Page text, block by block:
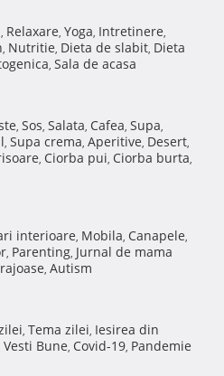
, Relaxare, Yoga, Intretinere,
, Nutritie, Dieta de slabit, Dieta
, Sala de acasa
, Sos, Salata, Cafea, Supa,
, Supa crema, Aperitive, Desert,
, Ciorba pui, Ciorba burta,
interioare, Mobila, Canapele,
, Parenting, Jurnal de mama
, Autism
, Tema zilei, Iesirea din
Vesti Bune, Covid-19, Pandemie